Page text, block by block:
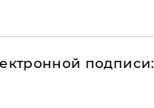
подписи: